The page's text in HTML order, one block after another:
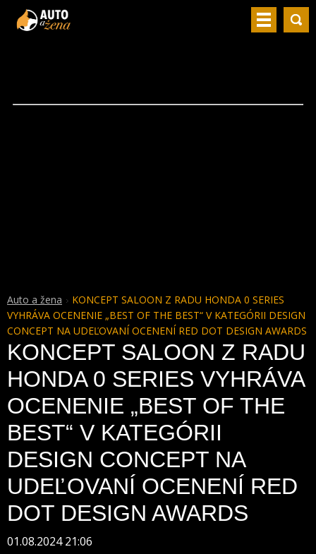
Auto a žena
KONCEPT SALOON Z RADU HONDA 0 SERIES
VYHRÁVA OCENENIE „BEST OF THE BEST“ V KATEGÓRII DESIGN
CONCEPT NA UDEĽOVANÍ OCENENÍ RED DOT DESIGN AWARDS
KONCEPT SALOON Z RADU
HONDA 0 SERIES VYHRÁVA
OCENENIE „BEST OF THE
BEST“ V KATEGÓRII
DESIGN CONCEPT NA
UDEĽOVANÍ OCENENÍ RED
DOT DESIGN AWARDS
01.08.2024 21:06